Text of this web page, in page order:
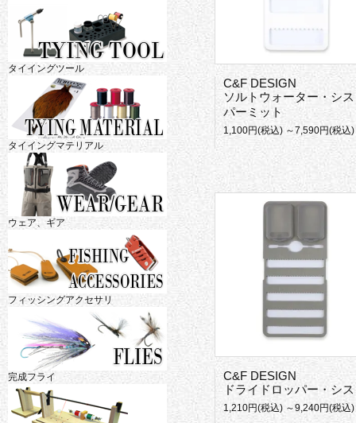
C&F DESIGN
ソルトウォーター・システムフォーム
パーミット
1,100円(税込) ～7,590円(税込)
C&F DESIGN
ドライドロッパー・システムフォーム
1,210円(税込) ～9,240円(税込)
タイイングツール
タイイングマテリアル
ウェア、ギア
フィッシングアクセサリ
完成フライ